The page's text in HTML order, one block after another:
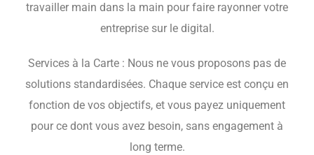
travailler main dans la main pour faire rayonner votre
entreprise sur le digital.
Services à la Carte : Nous ne vous proposons pas de
solutions standardisées. Chaque service est conçu en
fonction de vos objectifs, et vous payez uniquement
pour ce dont vous avez besoin, sans engagement à
long terme.